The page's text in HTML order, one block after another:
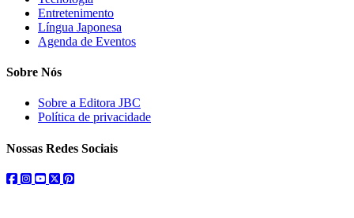
Entretenimento
Língua Japonesa
Agenda de Eventos
Sobre Nós
Sobre a Editora JBC
Política de privacidade
Nossas Redes Sociais
facebook
instagram
youtube
twitterpinterest